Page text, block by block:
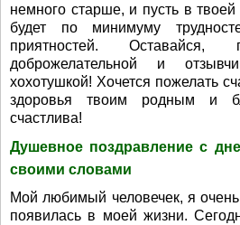
немного старше, и пусть в
будет по минимуму
приятностей. Оставайся,
доброжелательной и
хохотушкой! Хочется пожелать
здоровья твоим родным и
счастлива!
Душевное поздравление с
своими словами
Мой любимый человечек, я
появилась в моей жизни.